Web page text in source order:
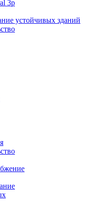
3p
устойчивых зданий